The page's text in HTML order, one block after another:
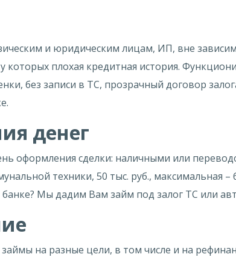
и юридическим лицам, ИП, вне
которых плохая кредитная история.
без записи в ТС, прозрачный договор
денег
оформления сделки: наличными или
техники, 50 тыс. руб., максимальная
Мы дадим Вам займ под залог ТС или
на разные цели, в том числе и на